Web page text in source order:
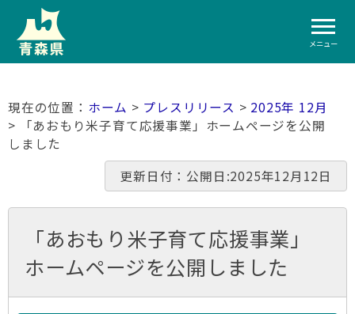
メニュー
ホーム > プレスリリース > 2025年 12月
> 「あおもり米子育て応援事業」ホームページを公開
しました
更新日付：公開日:2025年12月12日
「あおもり米子育て応援事業」
ホームページを公開しました